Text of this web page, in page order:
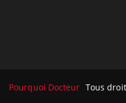
Pourquoi Docteur Tous